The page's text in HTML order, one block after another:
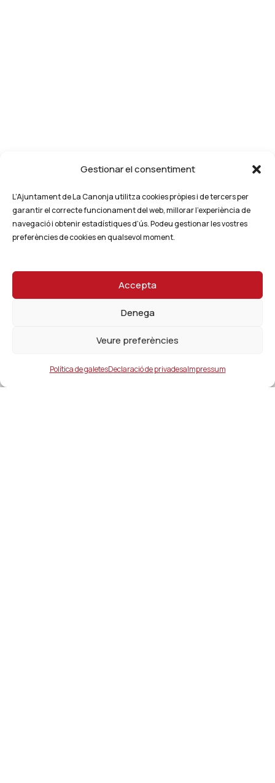
Gestionar el consentiment
L’Ajuntament de La Canonja utilitza cookies pròpies i de tercers per
garantir el correcte funcionament del web, millorar l’experiència de
navegació i obtenir estadístiques d’ús. Podeu gestionar les vostres
preferències de cookies en qualsevol moment.
Accepta
Denega
Veure preferències
Política de galetesDeclaració de privadesaImpressum